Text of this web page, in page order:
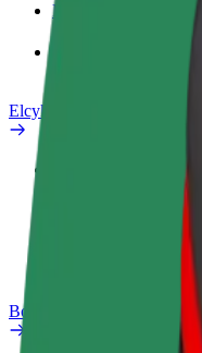
Produkter
Bolt Food för företag
Elcyklar
Rapportera ett problem
Bolt Plus